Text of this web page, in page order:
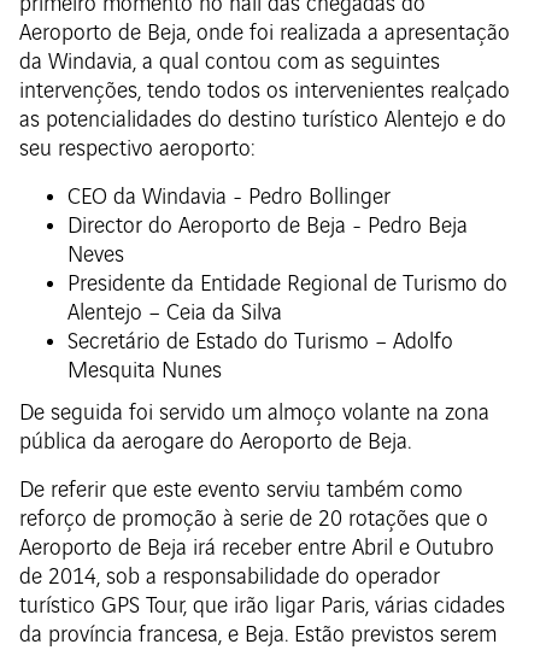
primeiro momento no hall das chegadas do
Aeroporto de Beja, onde foi realizada a apresentação
da Windavia, a qual contou com as seguintes
intervenções, tendo todos os intervenientes realçado
as potencialidades do destino turístico Alentejo e do
seu respectivo aeroporto:
CEO da Windavia - Pedro Bollinger
Director do Aeroporto de Beja - Pedro Beja
Neves
Presidente da Entidade Regional de Turismo do
Alentejo – Ceia da Silva
Secretário de Estado do Turismo – Adolfo
Mesquita Nunes
De seguida foi servido um almoço volante na zona
pública da aerogare do Aeroporto de Beja.
De referir que este evento serviu também como
reforço de promoção à serie de 20 rotações que o
Aeroporto de Beja irá receber entre Abril e Outubro
de 2014, sob a responsabilidade do operador
turístico GPS Tour, que irão ligar Paris, várias cidades
da província francesa, e Beja. Estão previstos serem